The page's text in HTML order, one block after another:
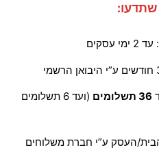
שתדעו:
: עד 2 ימי עסקים
36 תשלומים
(ועד 6 תשלומים
העסק ע”י חברת משלוחים